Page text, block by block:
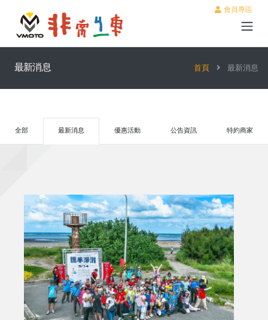
會員專區
最新消息 首頁 最新消息
全部 最新消息 優惠活動 公告資訊 特約商家